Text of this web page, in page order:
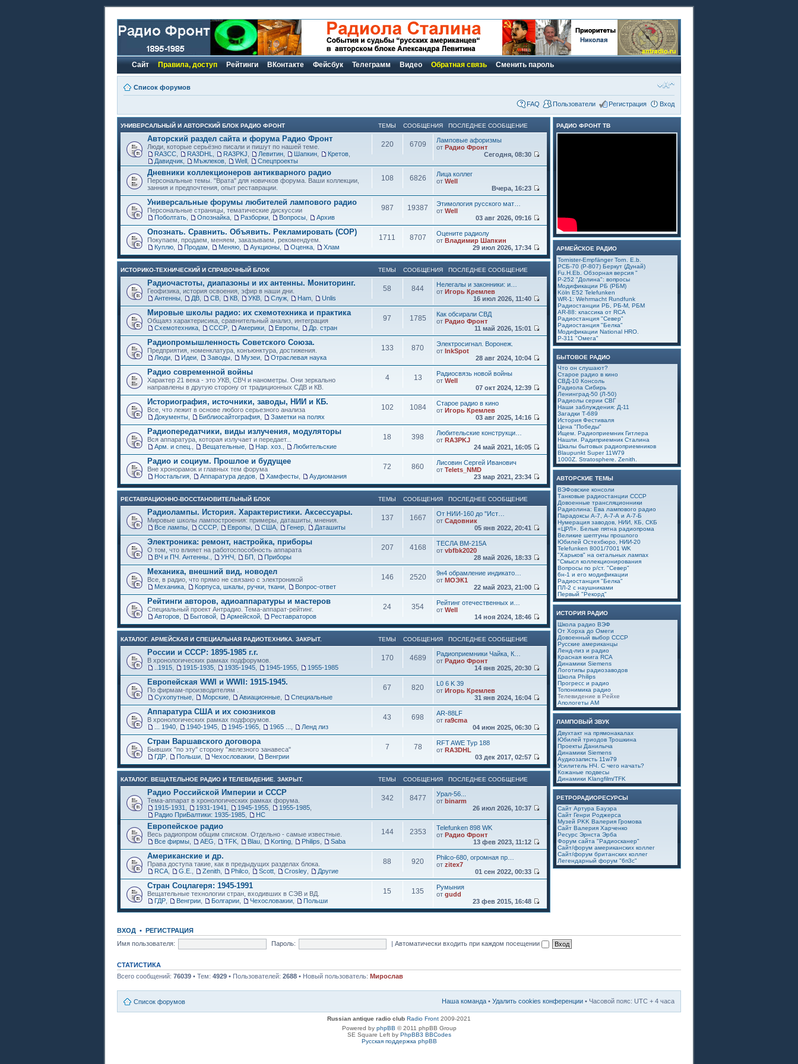
Сайт Правила, доступ Рейтинги ВКонтакте Фейсбук Телеграмм Видео Обратная связь Сменить пароль
Список форумов
FAQ Пользователи Регистрация Вход
УНИВЕРСАЛЬНЫЙ И АВТОРСКИЙ БЛОК РАДИО ФРОНТ ТЕМЫ СООБЩЕНИЯ ПОСЛЕДНЕЕ СООБЩЕНИЕ
Авторский раздел сайта и форума Радио Фронт
Люди, которые серьёзно писали и пишут по нашей теме.
RA3CC
RA3DHL RA3PKJ Левитин Шапкин Кретов
Давидчик
Мъжлеков Well Спецпроекты
220 6709
Ламповые афоризмы
от Радио Фронт
Сегодня, 08:30
Дневники коллекционеров антикварного радио
Персональные темы. "Врата" для новичков форума. Ваши коллекции,
занния и предпочтения, опыт реставрации.
108 6826
Лица коллег
от Well
Вчера, 16:23
Универсальные форумы любителей лампового радио
Персональные страницы, тематические дискуссии
Поболтать
Опознайка Разборки Вопросы Архив
987 19387
Этимология русского мат…
от Well
03 авг 2026, 09:16
Опознать. Сравнить. Объявить. Рекламировать (СОР)
Покупаем, продаем, меняем, заказываем, рекомендуем.
Куплю
Продам Меняю Аукционы Оценка Хлам
1711 8707
Оцените радиолу
от Владимир Шапкин
29 июл 2026, 17:34
ИСТОРИКО-ТЕХНИЧЕСКИЙ И СПРАВОЧНЫЙ БЛОК ТЕМЫ СООБЩЕНИЯ ПОСЛЕДНЕЕ СООБЩЕНИЕ
Радиочастоты, диапазоны и их антенны. Мониторинг.
Геофизика, история освоения, эфир в наши дни.
Антенны
ДВ СВ КВ УКВ Служ Ham Unlis
58 844
Нелегалы и законники: и…
от Игорь Кремлев
16 июл 2026, 11:40
Мировые школы радио: их схемотехника и практика
Общаяз характерисика, сравнительный анализ, интеграция
Схемотехника
СССР Америки Европы Др. стран
97 1785
Как обсирали СВД
от Радио Фронт
11 май 2026, 15:01
Радиопромышленность Советского Союза.
Предприятия, номенклатура, конъюнктура, достижения.
Люди
Идеи Заводы Музеи Отраслевая наука
133 870
Электросигнал. Воронеж.
от InkSpot
28 авг 2024, 10:04
Радио современной войны
Характер 21 века - это УКВ, СВЧ и нанометры. Они зеркально
направлены в другую сторону от традиционных СДВ и КВ.
4 13
Радиосвязь новой войны
от Well
07 окт 2024, 12:39
Историография, источники, заводы, НИИ и КБ.
Все, что лежит в основе любого серьезного анализа
Документы
Библиосайтография Заметки на полях
102 1084
Старое радио в кино
от Игорь Кремлев
03 авг 2025, 14:16
Радиопередатчики, виды излучения, модуляторы
Вся аппаратура, которая излучает и передает...
Арм. и спец.
Вещательные Нар. хоз. Любительские
18 398
Любительские конструкци…
от RA3PKJ
24 май 2021, 16:05
Радио и социум. Прошлое и будущее
Вне хронорамок и главных тем форума
Ностальгия
Аппаратура дедов Хамфесты Аудиомания
72 860
Лисовин Сергей Иванович
от Telets_NMD
23 мар 2021, 23:34
РЕСТАВРАЦИОННО-ВОССТАНОВИТЕЛЬНЫЙ БЛОК ТЕМЫ СООБЩЕНИЯ ПОСЛЕДНЕЕ СООБЩЕНИЕ
Радиолампы. История. Характеристики. Аксессуары.
Мировые школы лампостроения: примеры, даташиты, мнения.
Все лампы
СССР Европы США Генер Даташиты
137 1667
От НИИ-160 до "Ист…
от Садовник
05 янв 2022, 20:41
Электроника: ремонт, настройка, приборы
О том, что влияет на работоспособность аппарата
ВЧ и ПЧ. Антенны.
УНЧ БП Приборы
207 4168
ТЕСЛА ВМ-215А
от vbfbk2020
28 май 2026, 18:33
Механика, внешний вид, новодел
Все, в радио, что прямо не связано с электроникой
Механика
Корпуса, шкалы, ручки, ткани Вопрос-ответ
146 2520
9н4 обрамление индикато…
от МОЭК1
22 май 2023, 21:00
Рейтинги авторов, адиоаппаратуры и мастеров
Специальный проект Антрадио. Тема-аппарат-рейтинг.
Авторов
Бытовой Армейской Реставраторов
24 354
Рейтинг отечественных и…
от Well
14 ноя 2024, 18:46
КАТАЛОГ. АРМЕЙСКАЯ И СПЕЦИАЛЬНАЯ РАДИОТЕХНИКА. ЗАКРЫТ. ТЕМЫ СООБЩЕНИЯ ПОСЛЕДНЕЕ СООБЩЕНИЕ
России и СССР: 1895-1985 г.г.
В хронологических рамках подфорумов.
..1915
1915-1935 1935-1945 1945-1955 1955-1985
170 4689
Радиоприемники Чайка, К…
от Радио Фронт
14 янв 2025, 20:30
Европейская WWI и WWII: 1915-1945.
По фирмам-производителям .
Сухопутные
Морские Авиационные Специальные
67 820
L0 6 K 39
от Игорь Кремлев
31 янв 2024, 16:04
Аппаратура США и их союзников
В хронологических рамках подфорумов.
... 1940
1940-1945 1945-1965 1965 ... Ленд лиз
43 698
AR-88LF
от ra9cma
04 июн 2025, 06:30
Стран Варшавского договора
Бывших "по эту" сторону "железного занавеса"
ГДР
Польши Чехословакии Венгрии
7 78
RFT AWE Typ 188
от RA3DHL
03 дек 2017, 02:57
КАТАЛОГ. ВЕЩАТЕЛЬНОЕ РАДИО И ТЕЛЕВИДЕНИЕ. ЗАКРЫТ. ТЕМЫ СООБЩЕНИЯ ПОСЛЕДНЕЕ СООБЩЕНИЕ
Радио Российской Империи и СССР
Тема-аппарат в хронологических рамках форума.
1915-1931
1931-1941 1945-1955 1955-1985
Радио ПриБалтики: 1935-1985
НС
342 8477
Урал-56...
от binarm
26 июл 2026, 10:37
Европейское радио
Весь радиопром общим списком. Отдельно - самые известные.
Все фирмы
AEG TFK Blau Korting Philips Saba
144 2353
Telefunken 898 WK
от Радио Фронт
13 фев 2023, 11:12
Американские и др.
Права доступа такие, как в предыдущих разделах блока.
RCA
G.E. Zenith Philco Scott Crosley Другие
88 920
Philco-680, огромная пр…
от zitex7
01 сен 2022, 00:33
Стран Соцлагеря: 1945-1991
Вещательные технологии стран, входивших в СЭВ и ВД.
ГДР
Венгрии Болгарии Чехословакии Польши
15 135
Румыния
от gudd
23 фев 2015, 16:48
РАДИО ФРОНТ ТВ
АРМЕЙСКОЕ РАДИО
Tornister-Empfänger Torn. E.b.
РСБ-70 (Р-807) Беркут (Дунай)
Fu.H.Eb. Обзорная версия "
Р-252 "Долина": вопросы
Модификации РБ (РБМ)
Köln E52 Telefunken
WR-1: Wehrmacht Rundfunk
Радиостанции РБ, РБ-М, РБМ
AR-88: классика от RCA
Радиостанция "Север"
Радиостанция "Белка"
Модификации National HRO.
Р-311 "Омега"
БЫТОВОЕ РАДИО
Что он слушают?
Старое радио в кино
СВД-10 Консоль
Радиола Сибирь
Ленинград-50 (Л-50)
Радиолы серии СВГ
Наши заблуждения: Д-11
Загадки Т-689
История Фестиваля
Цена "Победы"
Ищем. Радиоприемник Гитлера
Нашли. Радиприемник Сталина
Шкалы бытовых радиоприемников
Blaupunkt Super 11W79
1000Z. Stratosphere. Zenith.
АВТОРСКИЕ ТЕМЫ
ВЭФовские консоли
Танковые радиостанции СССР
Довоенные трансляционники
Радиолина: Ева лампового радио
Парадоксы А-7, А-7-А и А-7-Б
Нумерация заводов, НИИ, КБ, СКБ
«ЦРЛ». Белые пятна радиопрома
Великие шептуны прошлого
Юбилей Остехбюро, НИИ-20
Telefunken 8001/7001 WK
"Харьков" на октальных лампах
"Смысл коллекционирования
Вопросы по р/ст. "Север"
6н-1 и его модификации
Радиостанция "Белка"
ПЛ-2 с наушниками
Первый "Рекорд"
ИСТОРИЯ РАДИО
Школа радио ВЭФ
От Хорха до Омеги
Довоенный выбор СССР
Русские американцы
Ленд-лиз и радио
Красная книга RCA
Динамики Siemens
Логотипы радиозаводов
Школа Philips
Прогресс и радио
Топонимика радио
Телевидение в Рейхе
Апологеты АМ
ЛАМПОВЫЙ ЗВУК
Двухтакт на прямонакалах
Юбилей триодов Трошкина
Проекты Данилыча
Динамики Siemens
Аудиозаписть 11w79
Усилитель НЧ. С чего начать?
Кожаные подвесы
Динамики Klangfilm/TFK
РЕТРОРАДИОРЕСУРСЫ
Сайт Артура Бауэра
Сайт Генри Роджерса
Музей PKK Валерия Громова
Сайт Валерия Харченко
Ресурс Эрнста Эрба
Форум сайта "Радиосканер"
Сайт/форум американских коллег
Сайт/форум британских коллег
Легендарный форум "6п3с"
ВХОД • РЕГИСТРАЦИЯ
Имя пользователя:
Пароль: | Автоматически входить при каждом посещении
СТАТИСТИКА
Всего сообщений: 76039 • Тем: 4929 • Пользователей: 2688 • Новый пользователь: Мирослав
Список форумов Наша команда • Удалить cookies конференции • Часовой пояс: UTC + 4 часа
Russian antique radio club Radio Front 2009-2021
Powered by phpBB © 2011 phpBB Group
SE Square Left by PhpBB3 BBCodes
Русская поддержка phpBB